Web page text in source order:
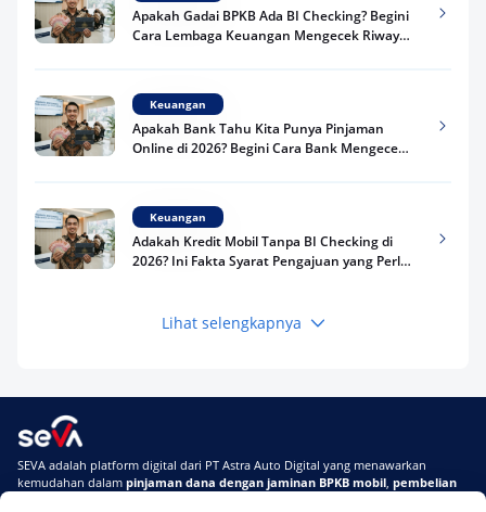
Apakah Gadai BPKB Ada BI Checking? Begini
Cara Lembaga Keuangan Mengecek Riwayat
Keuangan
Apakah Bank Tahu Kita Punya Pinjaman
Online di 2026? Begini Cara Bank Mengecek
Keuangan
Adakah Kredit Mobil Tanpa BI Checking di
2026? Ini Fakta Syarat Pengajuan yang Perlu
Keuangan
Terpercaya
Telat Bayar Pinjol 2 Hari, Apakah Langsung
Masuk BI Checking? Simak Peraturan
Lihat selengkapnya
SEVA adalah platform digital dari PT Astra Auto Digital yang menawarkan
kemudahan dalam pinjaman dana dengan jaminan BPKB mobil pembelian